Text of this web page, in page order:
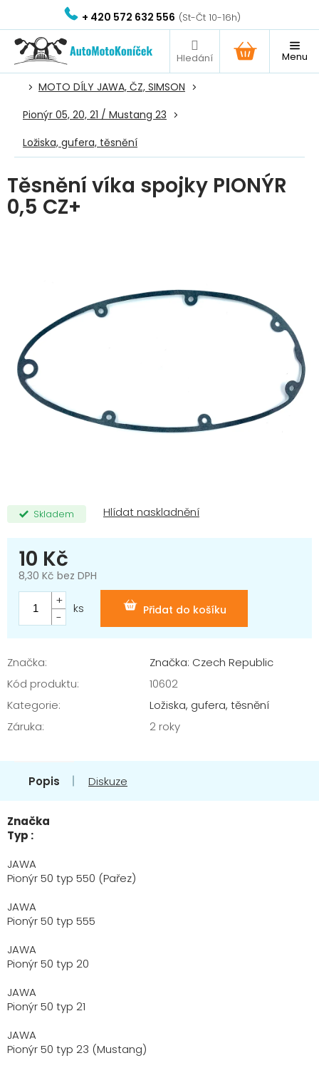
obsah
+ 420 572 632 556
NÁKUPNÍ
KOŠÍK
MOTO DÍLY JAWA, ČZ, SIMSON
Pionýr 05, 20, 21 / Mustang 23
Ložiska, gufera, těsnění
Těsnění víka spojky PIONÝR
0,5 CZ+
Skladem
10 Kč
8,30 Kč bez DPH
Měrná
cena:
Přidat do košíku
ks
Značka:
Značka: Czech Republic
Kód produktu:
10602
Kategorie:
Ložiska, gufera, těsnění
Záruka: 2 roky
Popis Diskuze
Značka
Typ :
JAWA
Pionýr 50 typ 550 (Pařez)
JAWA
Pionýr 50 typ 555
JAWA
Pionýr 50 typ 20
JAWA
Pionýr 50 typ 21
JAWA
Pionýr 50 typ 23 (Mustang)